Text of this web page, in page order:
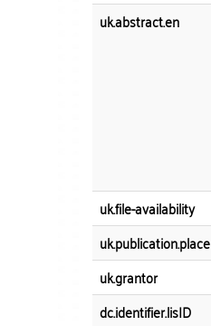
uk.abstract.en
uk.file-availability
uk.publication.place
uk.grantor
dc.identifier.lisID